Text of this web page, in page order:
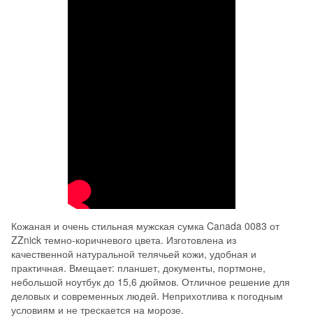
Кожаная и очень стильная мужская сумка Canada 0083 от
ZZnick темно-коричневого цвета. Изготовлена из
качественной натуральной телячьей кожи, удобная и
практичная. Вмещает: планшет, документы, портмоне,
небольшой ноутбук до 15,6 дюймов. Отличное решение для
деловых и современных людей. Неприхотлива к погодным
условиям и не трескается на морозе.